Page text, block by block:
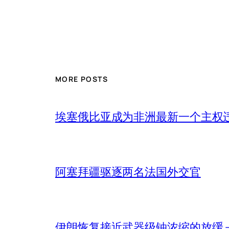
MORE POSTS
埃塞俄比亚成为非洲最新一个主权
阿塞拜疆驱逐两名法国外交官